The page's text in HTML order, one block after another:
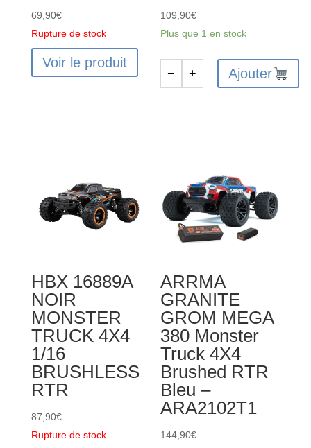
69,90€
Rupture de stock
Voir le produit
109,90€
Plus que 1 en stock
4WD
2S
2.4GHZ
1/10
45Km/h
− + Ajouter
HBX 16889A
NOIR
MONSTER
TRUCK 4X4
1/16
BRUSHLESS
RTR
87,90€
Rupture de stock
ARRMA
GRANITE
GROM MEGA
380 Monster
Truck 4X4
Brushed RTR
Bleu –
ARA2102T1
144,90€